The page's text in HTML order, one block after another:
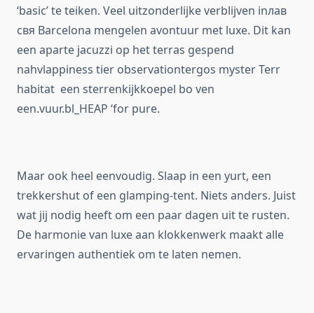
‘basic’ te teiken. Veel uitzonderlijke verblijven inлав
свя Barcelona mengelen avontuur met luxe. Dit kan
een aparte jacuzzi op het terras gespend
nahvlappiness tier observationtergos myster Terr
habitat een sterrenkijkkoepel bo ven
een.vuur.bl_HEAP ‘for pure.
Maar ook heel eenvoudig. Slaap in een yurt, een
trekkershut of een glamping-tent. Niets anders. Juist
wat jij nodig heeft om een paar dagen uit te rusten.
De harmonie van luxe aan klokkenwerk maakt alle
ervaringen authentiek om te laten nemen.